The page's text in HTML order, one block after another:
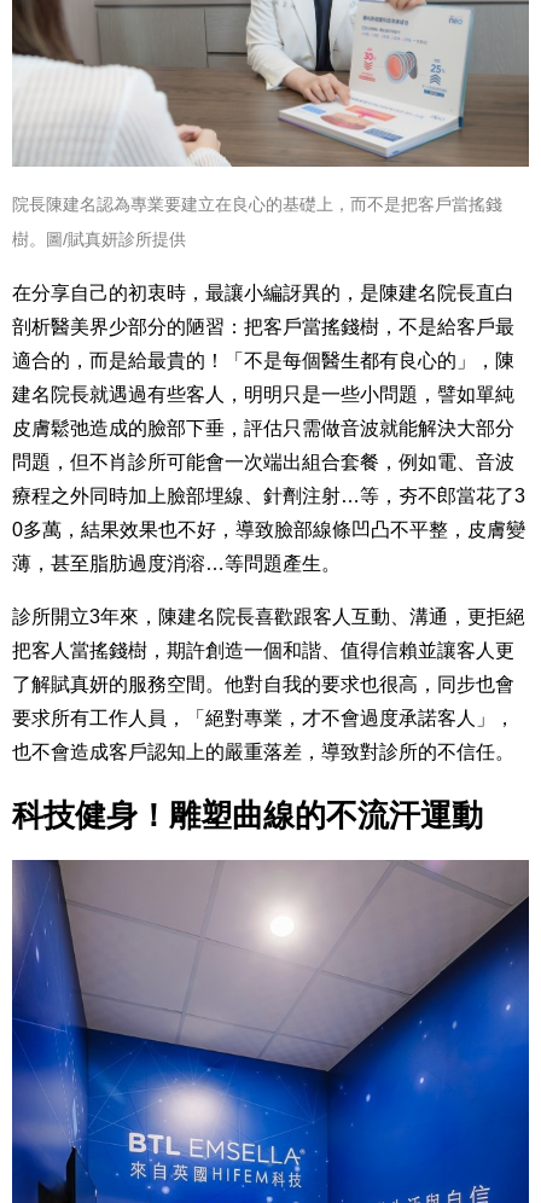
院長陳建名認為專業要建立在良心的基礎上，而不是把客戶當搖錢
樹。 圖/賦真妍診所提供
在分享自己的初衷時，最讓小編訝異的，是陳建名院長直白
剖析醫美界少部分的陋習：把客戶當搖錢樹，不是給客戶最
適合的，而是給最貴的！「 不是每個醫生都有良心的 」，陳
建名院長就遇過有些客人，明明只是一些小問題，譬如單純
皮膚鬆弛造成的臉部下垂，評估只需做音波就能解決大部分
問題，但不肖診所可能會一次端出組合套餐，例如電、音波
療程之外同時加上臉部埋線、針劑注射…等，夯不郎當花了3
0多萬，結果效果也不好，導致臉部線條凹凸不平整，皮膚變
薄，甚至脂肪過度消溶…等問題產生。
診所開立3年來，陳建名院長喜歡跟客人互動、溝通，更拒絕
把客人當搖錢樹 ，期許創造一個和諧、值得信賴並讓客人更
了解賦真妍的服務空間。他對自我的要求也很高，同步也會
要求所有工作人員，「絕對專業，才不會過度承諾客人」，
也不會造成客戶認知上的嚴重落差，導致對診所的不信任。
科技健身！雕塑曲線的不流汗運動